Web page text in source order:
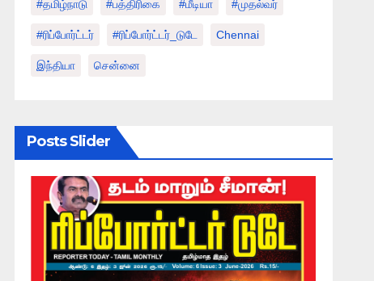
#தமிழ்நாடு #பத்திரிகை #மீடியா #முதல்வர்
#ரிப்போர்ட்டர் #ரிப்போர்ட்டர்_டுடே Chennai
இந்தியா சென்னை
Posts Slider